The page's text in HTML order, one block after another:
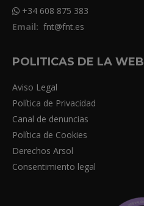
+34 608 875 383
Email: fnt@fnt.es
POLITICAS DE LA WEB
Aviso Legal
Política de Privacidad
Canal de denuncias
Política de Cookies
Derechos Arsol
Consentimiento legal